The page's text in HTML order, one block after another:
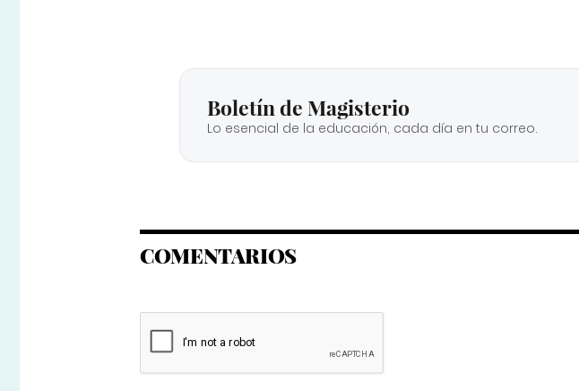
Boletín de Magisterio
Lo esencial de la educación, cada día en tu correo.
COMENTARIOS